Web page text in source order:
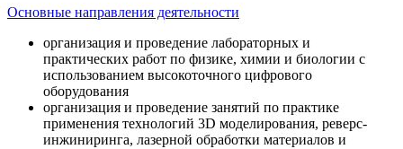
Основные направления деятельности
организация и проведение лабораторных и
практических работ по физике, химии и биологии с
использованием высокоточного цифрового
оборудования
организация и проведение занятий по практике
применения технологий 3D моделирования, реверс-
инжиниринга, лазерной обработки материалов и